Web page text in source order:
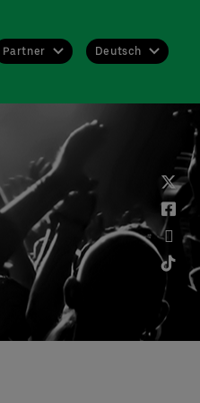
Partner Deutsch